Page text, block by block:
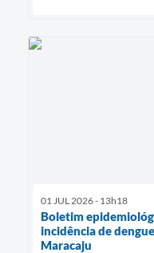
01 JUL 2026 - 13h18
Boletim
incidência de
Maracaju